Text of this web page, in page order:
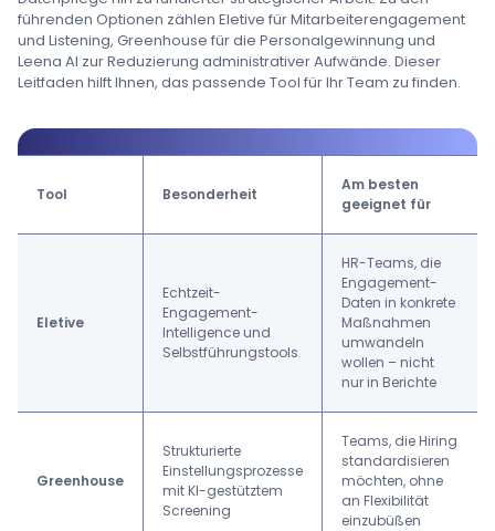
führenden Optionen zählen Eletive für Mitarbeiterengagement
und Listening, Greenhouse für die Personalgewinnung und
Leena AI zur Reduzierung administrativer Aufwände. Dieser
Leitfaden hilft Ihnen, das passende Tool für Ihr Team zu finden.
Tool Besonderheit
Am besten
geeignet für
Eletive
Echtzeit-
Engagement-
Intelligence und
Selbstführungstools
HR-Teams, die
Engagement-
Daten in konkrete
Maßnahmen
umwandeln
wollen – nicht
nur in Berichte
Greenhouse
Strukturierte
Einstellungsprozesse
mit KI-gestütztem
Screening
Teams, die Hiring
standardisieren
möchten, ohne
an Flexibilität
einzubüßen